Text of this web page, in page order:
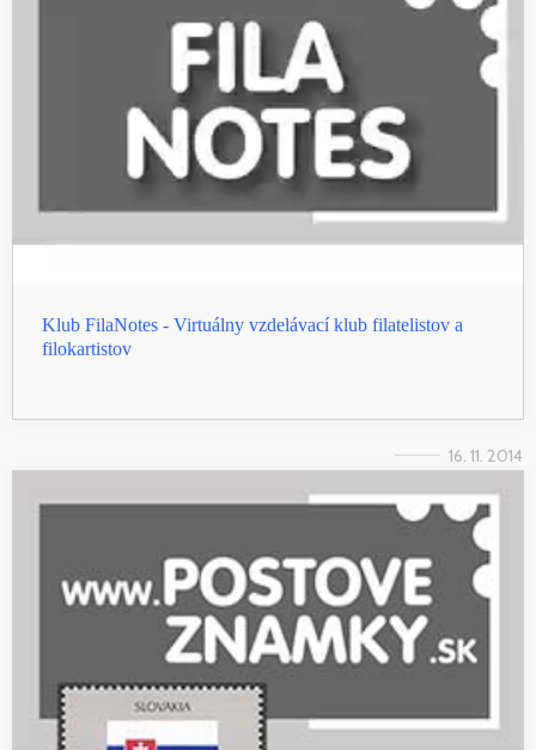
Klub FilaNotes - Virtuálny vzdelávací klub filatelistov a
filokartistov
16. 11. 2014